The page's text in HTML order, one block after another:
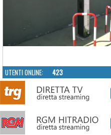
UTENTI ONLINE: 423